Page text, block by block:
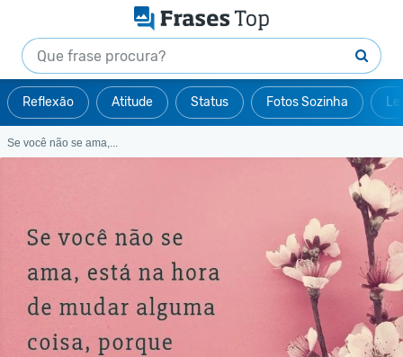
Reflexão Atitude Status Fotos Sozinha
Se você não se ama,...